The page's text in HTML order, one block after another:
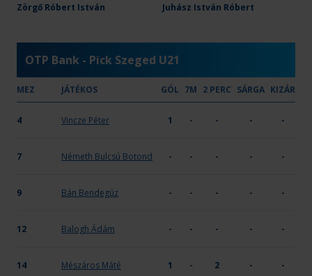
DVTK 32 16
Zörgő Róbert István Juhász István Róbert
OTP Bank - Pick Szeged U21
MEZ JÁTÉKOS GÓL 7M 2 PERC SÁRGA KIZÁR
4 Vincze Péter 1 - - - -
7 Németh Bulcsú Botond - - - - -
9 Bán Bendegúz - - - - -
12 Balogh Ádám - - - - -
14 Mészáros Máté 1 - 2 - -